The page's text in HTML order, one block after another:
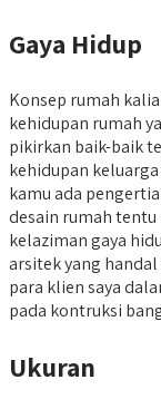
Gaya Hidup
Konsep rumah
kehidupan rumah
pikirkan baik-baik
kehidupan
kamu ada
desain rumah
kelaziman gaya
arsitek yang
para klien saya
pada kontruksi
Ukuran